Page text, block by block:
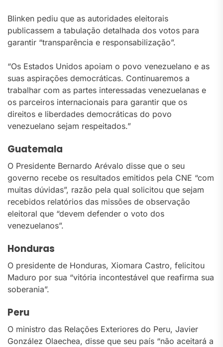
Blinken pediu que as autoridades eleitorais
publicassem a tabulação detalhada dos votos para
garantir “transparência e responsabilização”.
“Os Estados Unidos apoiam o povo venezuelano e as
suas aspirações democráticas. Continuaremos a
trabalhar com as partes interessadas venezuelanas e
os parceiros internacionais para garantir que os
direitos e liberdades democráticas do povo
venezuelano sejam respeitados.”
Guatemala
O Presidente Bernardo Arévalo disse que o seu
governo recebe os resultados emitidos pela CNE “com
muitas dúvidas”, razão pela qual solicitou que sejam
recebidos relatórios das missões de observação
eleitoral que “devem defender o voto dos
venezuelanos”.
Honduras
O presidente de Honduras, Xiomara Castro, felicitou
Maduro por sua “vitória incontestável que reafirma sua
soberania”.
Peru
O ministro das Relações Exteriores do Peru, Javier
González Olaechea, disse que seu país “não aceitará a